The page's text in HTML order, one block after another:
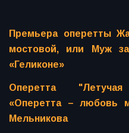
Премьера оперетты
мостовой, или Муж
«Геликоне»
Оперетта
«Оперетта – любовь
Мельникова